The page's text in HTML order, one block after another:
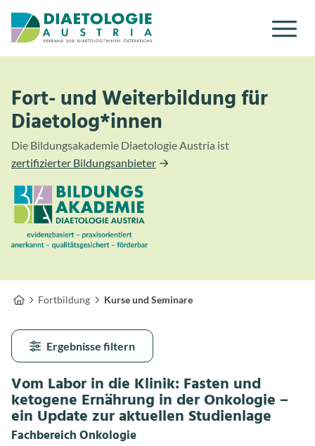
Zum Inhalt
Zum Menü
Fort- und Weiterbildung für
Diaetolog*innen
Die Bildungsakademie Diaetologie Austria ist
zertifizierter Bildungsanbieter
Fortbildung Kurse und Seminare
Ergebnisse filtern
Vom Labor in die Klinik: Fasten und
ketogene Ernährung in der Onkologie –
ein Update zur aktuellen Studienlage
Fachbereich Onkologie